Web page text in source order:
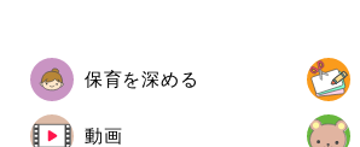
保育を深める
動画